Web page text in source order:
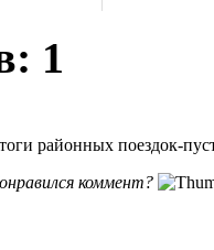
1
районных поездок-
коммент?